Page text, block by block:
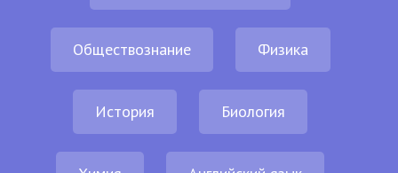
Обществознание Физика
История Биология